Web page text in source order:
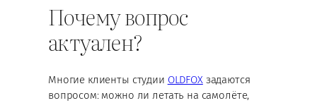
Почему вопрос
актуален?
Многие клиенты студии OLDFOXзадаются
вопросом: можно ли летать на самолёте,